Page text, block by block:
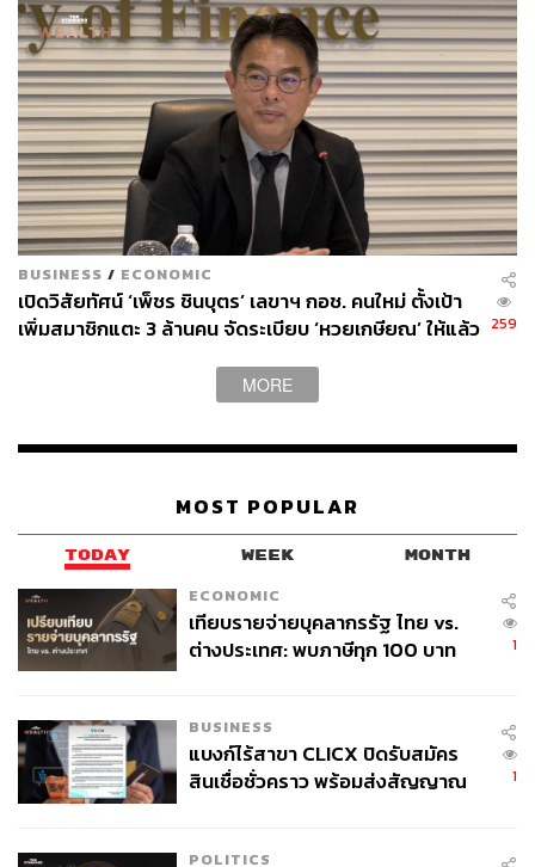
BUSINESS / ECONOMIC
เปิดวิสัยทัศน์ ‘เพ็ชร ชินบุตร’ เลขาฯ กอช. คนใหม่ ตั้งเป้า
เพิ่มสมาชิกแตะ 3 ล้านคน จัดระเบียบ ‘หวยเกษียณ’ ให้แล้ว 259
MORE
MOST POPULAR
TODAY WEEK MONTH
ECONOMIC
เทียบรายจ่ายบุคลากรรัฐ ไทย vs.
ต่างประเทศ: พบภาษีทุก 100 บาท
1
BUSINESS
แบงก์ไร้สาขา CLICX ปิดรับสมัคร
สินเชื่อชั่วคราว พร้อมส่งสัญญาณ
1
POLITICS